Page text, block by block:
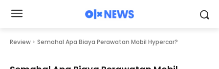
Review Semahal Apa Biaya Perawatan Mobil Hypercar?